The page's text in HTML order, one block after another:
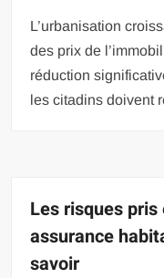
L’urbanisation
des prix de
réduction
les citadins doivent
Les risques
assurance
savoir